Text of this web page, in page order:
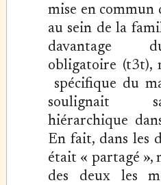
mise en
au sein de la
davantage
obligatoire (t3t),
spécifique du
soulignait
hiérarchique
En fait, dans les
était « partagé »,
des deux les